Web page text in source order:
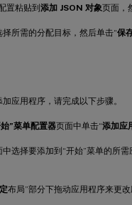
置粘贴到添加 JSON 对象页面，
择所需的分配目标，然后单击“保
应用程序，请完成以下步骤。
”菜单配置器页面中单击“添加应
中选择要添加到“开始”菜单的所
布局”部分下拖动应用程序来更改